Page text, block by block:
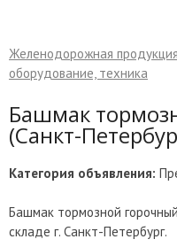
Желенодорожная продукция
оборудование, техника
Башмак
(Санкт-
Категория объявления:
Башмак тормозной
складе г. Санкт-Петербург.